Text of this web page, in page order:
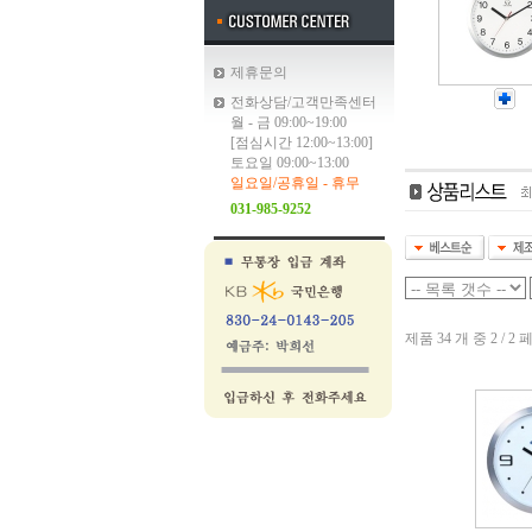
제휴문의
전화상담/고객만족센터
월 - 금 09:00~19:00
[점심시간 12:00~13:00]
토요일 09:00~13:00
일요일/공휴일 - 휴무
031-985-9252
제품 34 개 중 2 / 2